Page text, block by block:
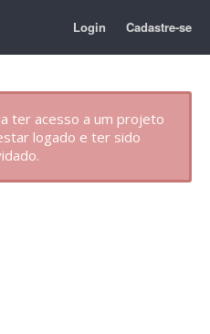
Login Cadastre-se
ter acesso a um projeto
logado e ter sido